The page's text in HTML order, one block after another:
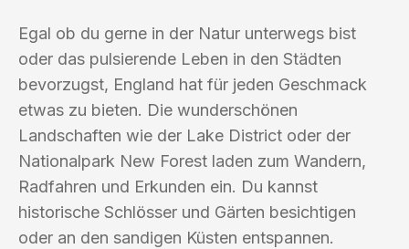
Egal ob du gerne in der Natur unterwegs bist
oder das pulsierende Leben in den Städten
bevorzugst, England hat für jeden Geschmack
etwas zu bieten. Die wunderschönen
Landschaften wie der Lake District oder der
Nationalpark New Forest laden zum Wandern,
Radfahren und Erkunden ein. Du kannst
historische Schlösser und Gärten besichtigen
oder an den sandigen Küsten entspannen.